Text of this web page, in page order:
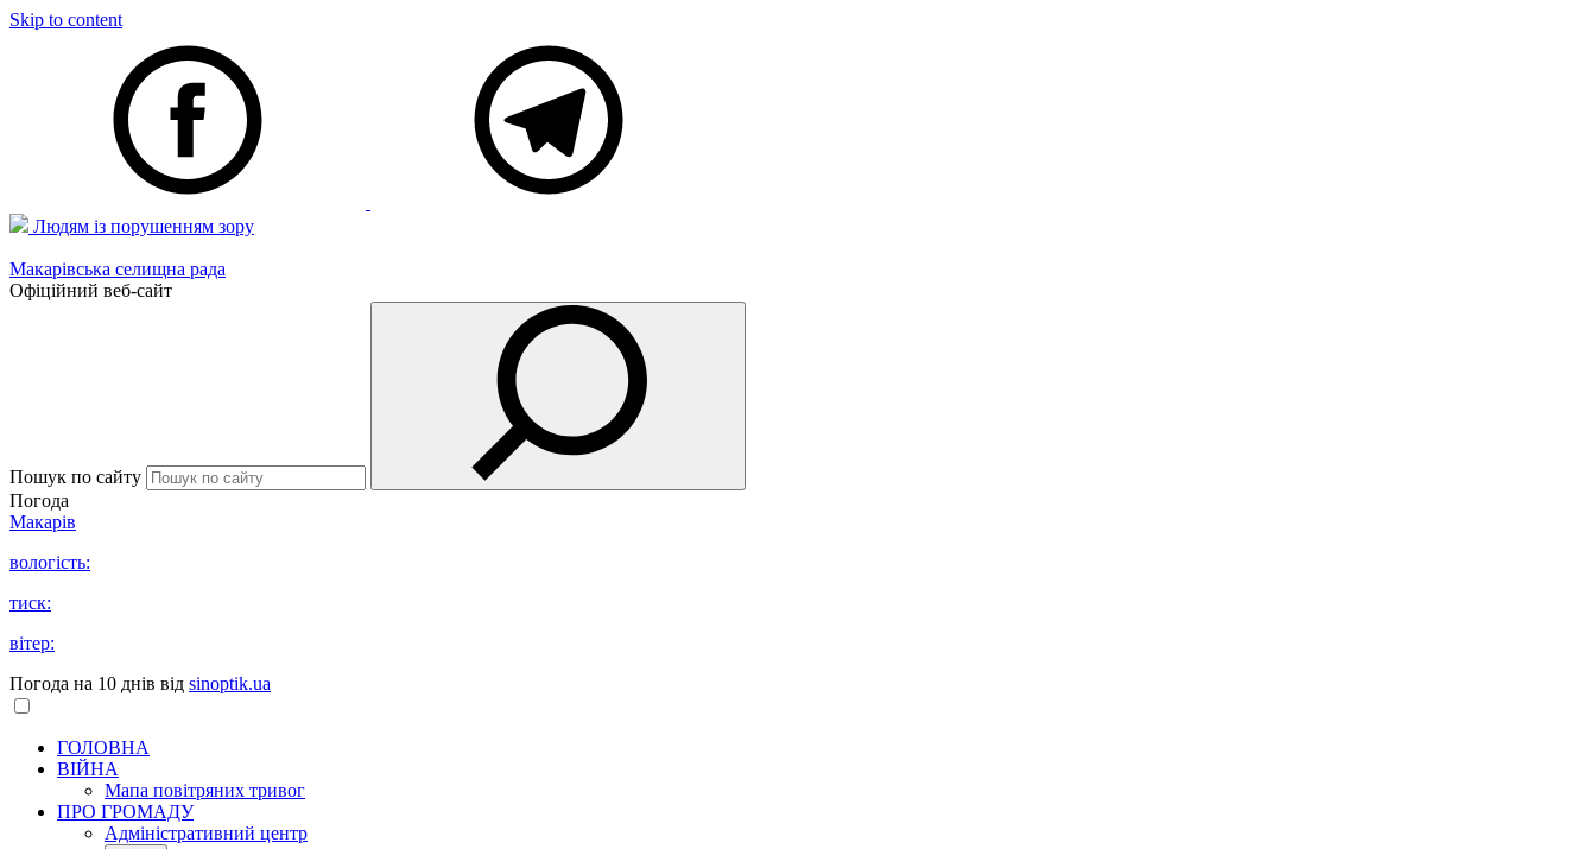
Skip to content
Людям із порушенням зору
Макарівська селищна рада
Офіційний веб-сайт
Пошук по сайту
Погода
Макарів
вологість:
тиск:
вітер:
Погода на 10 днів від sinoptik.ua
ГОЛОВНА
ВІЙНА
Мапа повітряних тривог
ПРО ГРОМАДУ
Aдміністративний центр